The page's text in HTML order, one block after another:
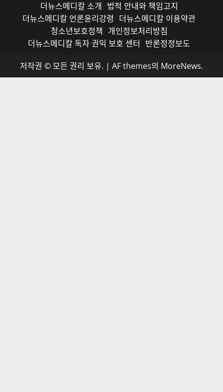
더뉴스메디칼 소개 법적 안내와 책임고지
더뉴스메디칼 언론윤리강령 더뉴스메디칼 이용약관
청소년보호정책 개인정보처리방침
더뉴스메디칼 독자 권익 보호 센터 반론정정보도
저작권 © 모든 권리 보유. | AF themes의 MoreNews.